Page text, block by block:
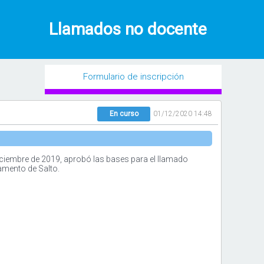
Llamados no docente
Formulario de inscripción
01/12/2020 14:48
En curso
de 2019, aprobó las bases para el llamado
de Salto.